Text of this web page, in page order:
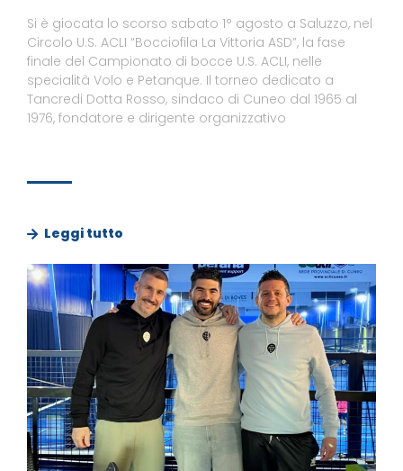
Si è giocata lo scorso sabato 1° agosto a Saluzzo, nel
Circolo U.S. ACLI “Bocciofila La Vittoria ASD”, la fase
finale del Campionato di bocce U.S. ACLI, nelle
specialità Volo e Petanque. Il torneo dedicato a
Tancredi Dotta Rosso, sindaco di Cuneo dal 1965 al
1976, fondatore e dirigente organizzativo
Leggi tutto